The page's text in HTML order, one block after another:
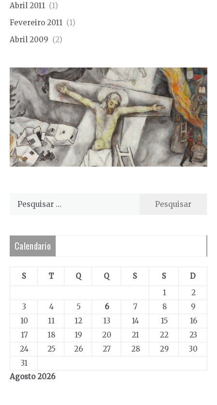
Abril 2011 (1)
Fevereiro 2011 (1)
Abril 2009 (2)
Pesquisar
Calendario
Agosto 2026
S T Q Q S S
D
1
2
3
4 5 6 7 8
9
10
11 12 13 14 15
16
17
18 19 20 21 22
23
24
25 26 27 28 29
30
31